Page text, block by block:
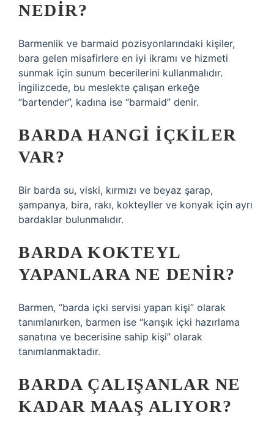
NEDIR?
Barmenlik ve barmaid pozisyonlarındaki kişiler,
bara gelen misafirlere en iyi ikramı ve hizmeti
sunmak için sunum becerilerini kullanmalıdır.
İngilizcede, bu meslekte çalışan erkeğe
“bartender”, kadına ise “barmaid” denir.
BARDA HANGI IÇKILER
VAR?
Bir barda su, viski, kırmızı ve beyaz şarap,
şampanya, bira, rakı, kokteyller ve konyak için ayrı
bardaklar bulunmalıdır.
BARDA KOKTEYL
YAPANLARA NE DENIR?
Barmen, “barda içki servisi yapan kişi” olarak
tanımlanırken, barmen ise “karışık içki hazırlama
sanatına ve becerisine sahip kişi” olarak
tanımlanmaktadır.
BARDA ÇALIŞANLAR NE
KADAR MAAŞ ALIYOR?